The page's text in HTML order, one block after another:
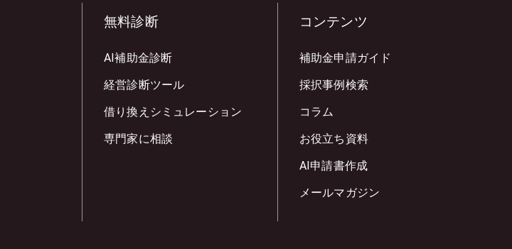
無料診断
AI補助金診断
経営診断ツール
借り換えシミュレーション
専門家に相談
コンテンツ
補助金申請ガイド
採択事例検索
コラム
お役立ち資料
AI申請書作成
メールマガジン